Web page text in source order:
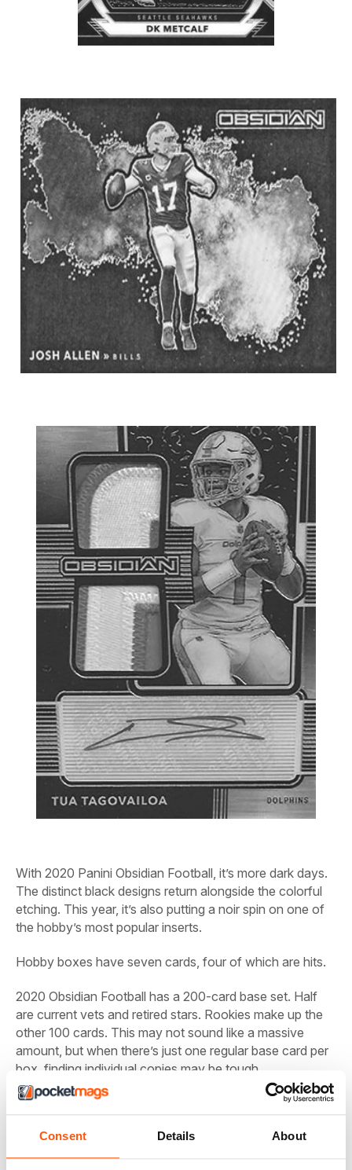
Consent Details About
With 2020 Panini Obsidian Football, it’s more dark days.
The distinct black designs return alongside the colorful
etching. This year, it’s also putting a noir spin on one of
the hobby’s most popular inserts.
Hobby boxes have seven cards, four of which are hits.
2020 Obsidian Football has a 200-card base set. Half
are current vets and retired stars. Rookies make up the
other 100 cards. This may not sound like a massive
amount, but when there’s just one regular base card per
box, finding individual copies may be tough.
Sbloccate questo articolo e molto altro con